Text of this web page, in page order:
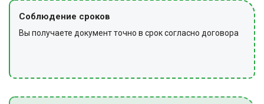
Соблюдение сроков
Вы получаете документ точно в срок согласно договора